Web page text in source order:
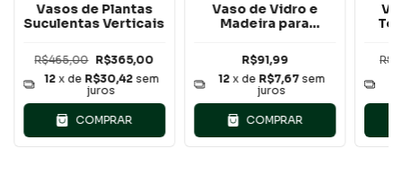
Vasos de Plantas
Suculentas Verticais
R$465,00 R$365,00
12 x de R$30,42 sem
juros
COMPRAR
Vaso de Vidro e
Madeira para
R$91,99
12 x de R$7,67 sem
juros
COMPRAR